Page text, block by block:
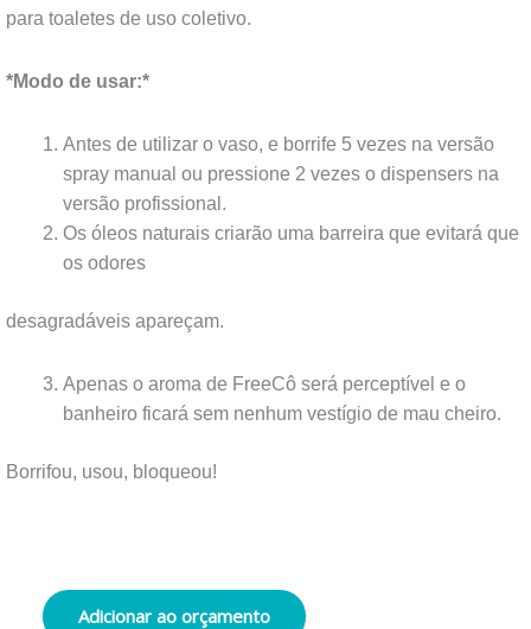
para toaletes de uso coletivo.
*Modo de usar:*
Antes de utilizar o vaso, e borrife 5 vezes na versão
spray manual ou pressione 2 vezes o dispensers na
versão profissional.
Os óleos naturais criarão uma barreira que evitará que
os odores
desagradáveis apareçam.
Apenas o aroma de FreeCô será perceptível e o
banheiro ficará sem nenhum vestígio de mau cheiro.
Borrifou, usou, bloqueou!
Adicionar ao orçamento